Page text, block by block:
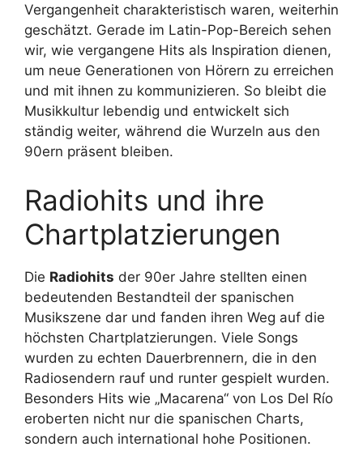
Vergangenheit charakteristisch waren, weiterhin
geschätzt. Gerade im Latin-Pop-Bereich sehen
wir, wie vergangene Hits als Inspiration dienen,
um neue Generationen von Hörern zu erreichen
und mit ihnen zu kommunizieren. So bleibt die
Musikkultur lebendig und entwickelt sich
ständig weiter, während die Wurzeln aus den
90ern präsent bleiben.
Radiohits und ihre
Chartplatzierungen
Die Radiohits der 90er Jahre stellten einen
bedeutenden Bestandteil der spanischen
Musikszene dar und fanden ihren Weg auf die
höchsten Chartplatzierungen. Viele Songs
wurden zu echten Dauerbrennern, die in den
Radiosendern rauf und runter gespielt wurden.
Besonders Hits wie „Macarena“ von Los Del Río
eroberten nicht nur die spanischen Charts,
sondern auch international hohe Positionen.